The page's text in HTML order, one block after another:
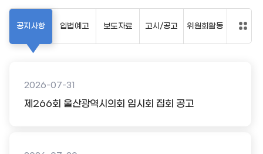
공지사항
2026-07-31
제266회 울산광역시의회 임시회 집회 공고
입법예고 보도자료 고시/공고 위원회활동